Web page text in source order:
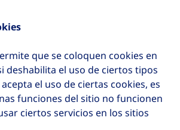
que se coloquen cookies en
deshabilita el uso de ciertos tipos
el uso de ciertas cookies, es
funciones del sitio no funcionen
ciertos servicios en los sitios